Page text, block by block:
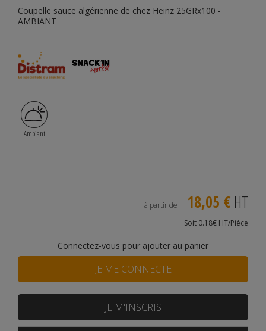
Coupelle sauce algérienne de chez Heinz 25GRx100 -
AMBIANT
Ambiant
à partir de : 18,05 € HT
Soit 0.18€ HT/Pièce
Connectez-vous pour ajouter au panier
JE ME CONNECTE
JE M'INSCRIS